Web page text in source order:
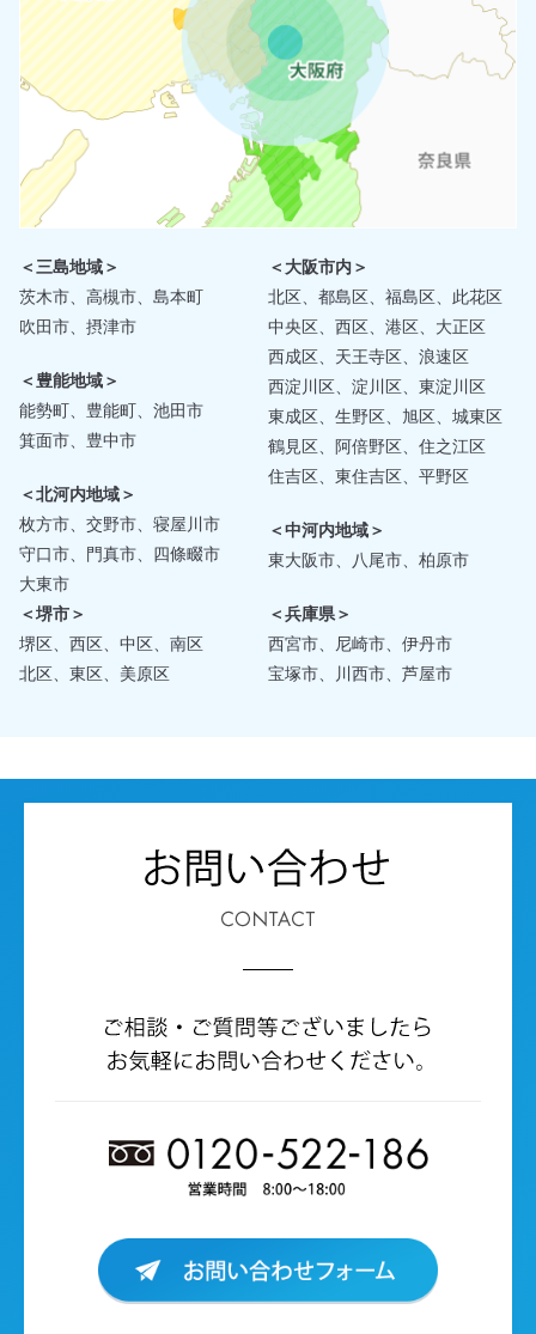
＜三島地域＞
茨木市、高槻市、島本町
吹田市、摂津市
＜豊能地域＞
能勢町、豊能町、池田市
箕面市、豊中市
＜北河内地域＞
枚方市、交野市、寝屋川市
守口市、門真市、四條畷市
大東市
＜大阪市内＞
北区、都島区、福島区、此花区
中央区、西区、港区、大正区
西成区、天王寺区、浪速区
西淀川区、淀川区、東淀川区
東成区、生野区、旭区、城東区
鶴見区、阿倍野区、住之江区
住吉区、東住吉区、平野区
＜中河内地域＞
東大阪市、八尾市、柏原市
＜堺市＞
堺区、西区、中区、南区
北区、東区、美原区
＜兵庫県＞
西宮市、尼崎市、伊丹市
宝塚市、川西市、芦屋市